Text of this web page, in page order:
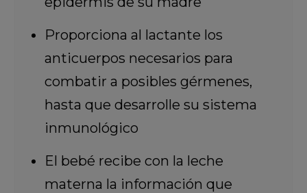
Proporciona al lactante los
anticuerpos necesarios para
combatir a posibles gérmenes,
hasta que desarrolle su sistema
inmunológico
El bebé recibe con la leche
materna la información que